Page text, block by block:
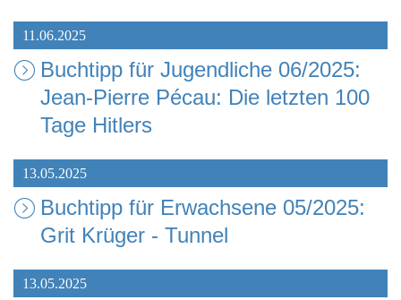
11.06.2025
Buchtipp für Jugendliche 06/2025:
Jean-Pierre Pécau: Die letzten 100
Tage Hitlers
13.05.2025
Buchtipp für Erwachsene 05/2025:
Grit Krüger - Tunnel
13.05.2025